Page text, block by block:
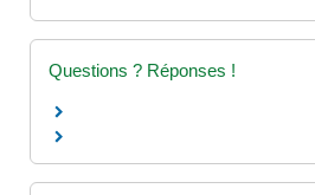
Questions ? Réponses !